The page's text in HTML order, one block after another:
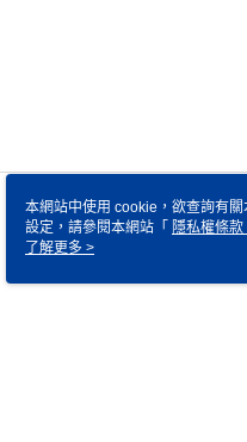
本網站中使用 cookie，欲查詢有
設定，請參閱本網站「 隱私權條款
使用 cookie。
了解更多 >